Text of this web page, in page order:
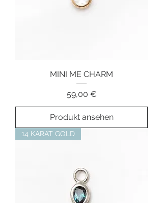
MINI ME CHARM
Preis
59,00 €
Produkt ansehen
14 KARAT GOLD